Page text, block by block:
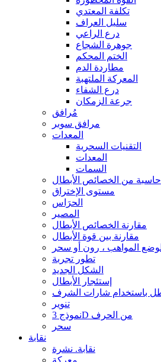
تكلفة المعتدي
سليل العراف
درع الراعي
جوهرة الشجاع
الختم المحكم
مطاردة الدم
المعركة الملتهبة
درع الشفاء
جرعة الزمكان
مُرافق
مرافق سوبر
المعدات
التقنيات السحرية
المعدات
السمات
حاسبة من الخصائص الأبطال
مستوى الإختراق
الحرَاس
المصير
مقارنة الخصائص الأبطال
مقارنة بين قوة الأبطال
تطور تجربة
الشكل الجديد
إستئجار الأبطال
تنوير
نموذج 3D من الحرف
سحر
نقابة
نقابة. نشرة